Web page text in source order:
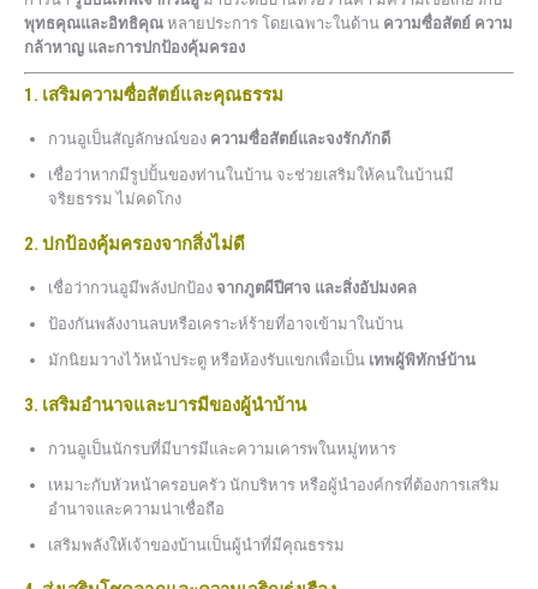
พุทธคุณและอิทธิคุณ หลายประการ โดยเฉพาะในด้าน ความซื่อสัตย์ ความ
กล้าหาญ และการปกป้องคุ้มครอง
1. เสริมความซื่อสัตย์และคุณธรรม
กวนอูเป็นสัญลักษณ์ของ ความซื่อสัตย์และจงรักภักดี
เชื่อว่าหากมีรูปปั้นของท่านในบ้าน จะช่วยเสริมให้คนในบ้านมี
จริยธรรม ไม่คดโกง
2. ปกป้องคุ้มครองจากสิ่งไม่ดี
เชื่อว่ากวนอูมีพลังปกป้อง จากภูตผีปีศาจ และสิ่งอัปมงคล
ป้องกันพลังงานลบหรือเคราะห์ร้ายที่อาจเข้ามาในบ้าน
มักนิยมวางไว้หน้าประตู หรือห้องรับแขกเพื่อเป็น เทพผู้พิทักษ์บ้าน
3. เสริมอำนาจและบารมีของผู้นำบ้าน
กวนอูเป็นนักรบที่มีบารมีและความเคารพในหมู่ทหาร
เหมาะกับหัวหน้าครอบครัว นักบริหาร หรือผู้นำองค์กรที่ต้องการเสริม
อำนาจและความน่าเชื่อถือ
เสริมพลังให้เจ้าของบ้านเป็นผู้นำที่มีคุณธรรม